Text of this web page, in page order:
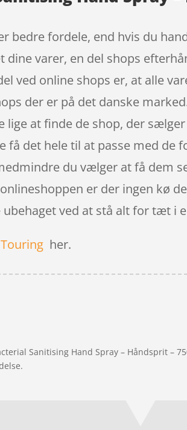
bedre fordele, end hvis du
varer, en del shops
ved online shops er, at alle
der er på det danske
lige at finde de shop, der
få det hele til at passe med de
du vælger at få dem
er der ingen kø
ved at stå alt for tæt i
her.
Sanitising Hand Spray – Håndsprit –